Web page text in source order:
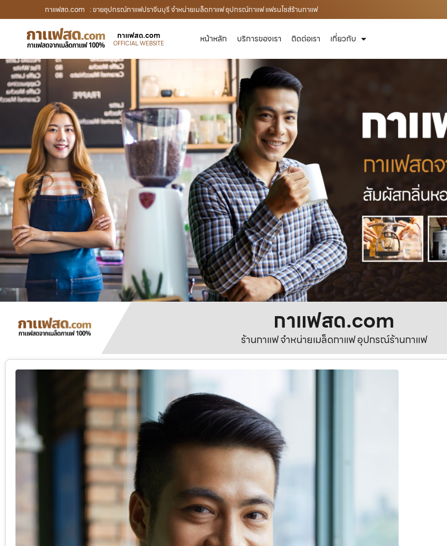
กาแฟสด.com : ขายอุปกรณ์กาแฟปราจีนบุรี จำหน่ายเมล็ดกาแฟ อุปกรณ์กาแฟ แฟรนไชส์ร้านกาแฟ
กาแฟสด.com
OFFICIAL WEBSITE หน้าหลัก บริการของเรา ติดต่อเรา เกี่ยวกับ
กาแฟสด.com
ร้านกาแฟ จำหน่ายเมล็ดกาแฟ อุปกรณ์ร้านกาแฟ